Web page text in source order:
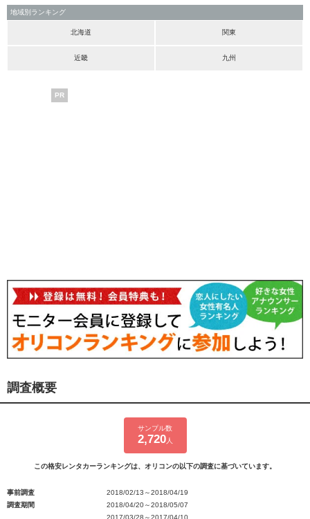
地域別ランキング
北海道 関東
近畿 九州
PR
調査概要
サンプル数
2,720人
この格安レンタカーランキングは、オリコンの以下の調査に基づいています。
事前調査
2018/02/13～2018/04/19
調査期間
2018/04/20～2018/05/07
2017/03/28～2017/04/10